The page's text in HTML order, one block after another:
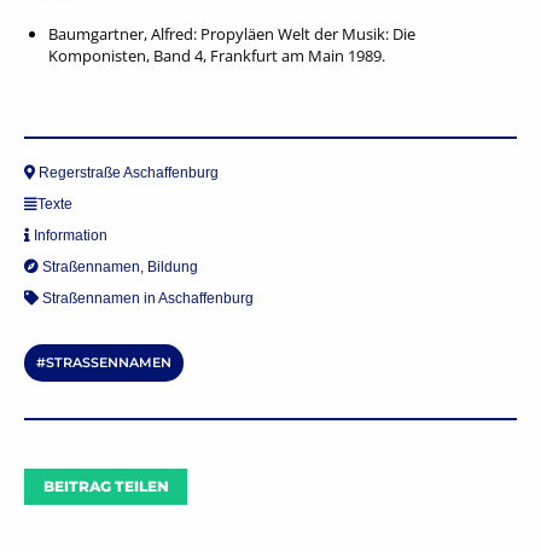
Baumgartner, Alfred: Propyläen Welt der Musik: Die
Komponisten, Band 4, Frankfurt am Main 1989.
Regerstraße Aschaffenburg
Texte
Information
Straßennamen, Bildung
Straßennamen in Aschaffenburg
STRASSENNAMEN
BEITRAG TEILEN